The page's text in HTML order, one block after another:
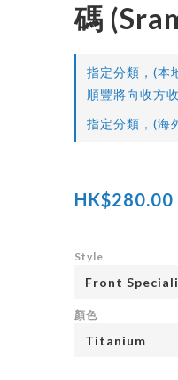
碼
指定分類，(本
順豐將向收方
指定分類，(海
HK$280.00
Style
顏色